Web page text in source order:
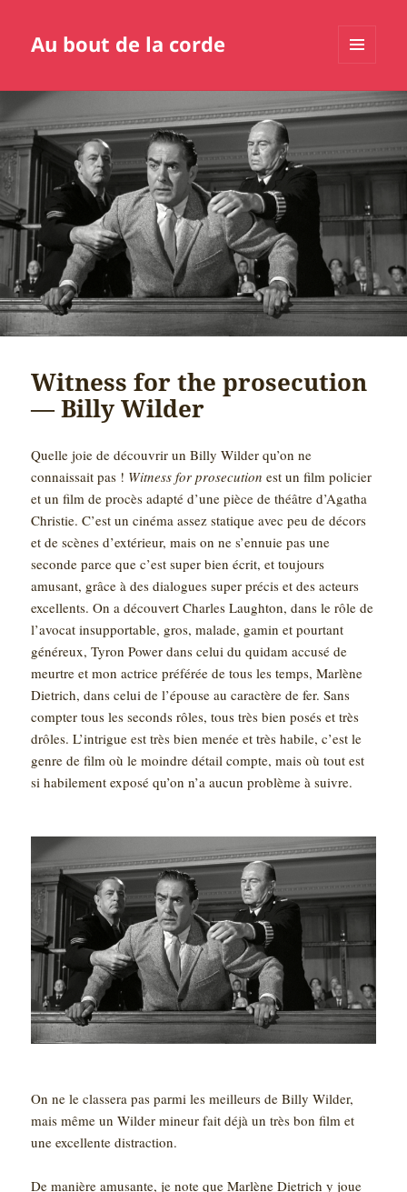
Au bout de la corde
WIDGETS
Witness for the prosecution
— Billy Wilder
Quelle joie de découvrir un Billy Wilder qu’on ne
connaissait pas ! Witness for prosecution est un film policier
et un film de procès adapté d’une pièce de théâtre d’Agatha
Christie. C’est un cinéma assez statique avec peu de décors
et de scènes d’extérieur, mais on ne s’ennuie pas une
seconde parce que c’est super bien écrit, et toujours
amusant, grâce à des dialogues super précis et des acteurs
excellents. On a découvert Charles Laughton, dans le rôle de
l’avocat insupportable, gros, malade, gamin et pourtant
généreux, Tyron Power dans celui du quidam accusé de
meurtre et mon actrice préférée de tous les temps, Marlène
Dietrich, dans celui de l’épouse au caractère de fer. Sans
compter tous les seconds rôles, tous très bien posés et très
drôles. L’intrigue est très bien menée et très habile, c’est le
genre de film où le moindre détail compte, mais où tout est
si habilement exposé qu’on n’a aucun problème à suivre.
On ne le classera pas parmi les meilleurs de Billy Wilder,
mais même un Wilder mineur fait déjà un très bon film et
une excellente distraction.
De manière amusante, je note que Marlène Dietrich y joue